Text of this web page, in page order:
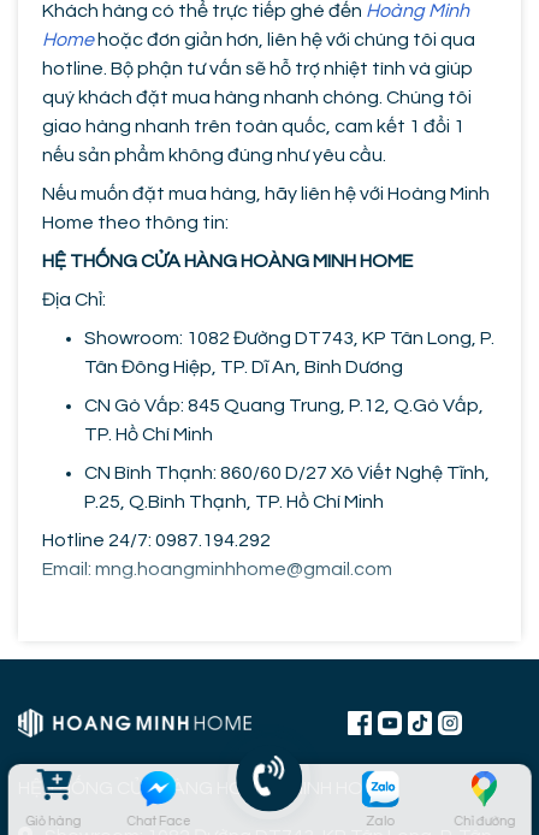
Giỏ hàng Chat Face Zalo Chỉ đường
Khách hàng có thể trực tiếp ghé đến Hoàng Minh
Homehoặc đơn giản hơn, liên hệ với chúng tôi qua
hotline. Bộ phận tư vấn sẽ hỗ trợ nhiệt tình và giúp
quý khách đặt mua hàng nhanh chóng. Chúng tôi
giao hàng nhanh trên toàn quốc, cam kết 1 đổi 1
nếu sản phẩm không đúng như yêu cầu.
Nếu muốn đặt mua hàng, hãy liên hệ với Hoàng Minh
Home theo thông tin:
HỆ THỐNG CỬA HÀNG HOÀNG MINH HOME
Địa Chỉ:
Showroom: 1082 Đường DT743, KP Tân Long, P.
Tân Đông Hiệp, TP. Dĩ An, Bình Dương
CN Gò Vấp: 845 Quang Trung, P.12, Q.Gò Vấp,
TP. Hồ Chí Minh
CN Bình Thạnh: 860/60 D/27 Xô Viết Nghệ Tĩnh,
P.25, Q.Bình Thạnh, TP. Hồ Chí Minh
Hotline 24/7: 0987.194.292
Email: mng.hoangminhhome@gmail.com
HỆ THỐNG CỬA HÀNG HOÀNG MINH HOME